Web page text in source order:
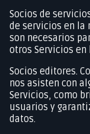
Socios de
de servicios en la
son necesarios
otros Servicios en
Socios editores.
nos asisten con
Servicios, como
usuarios y
datos.